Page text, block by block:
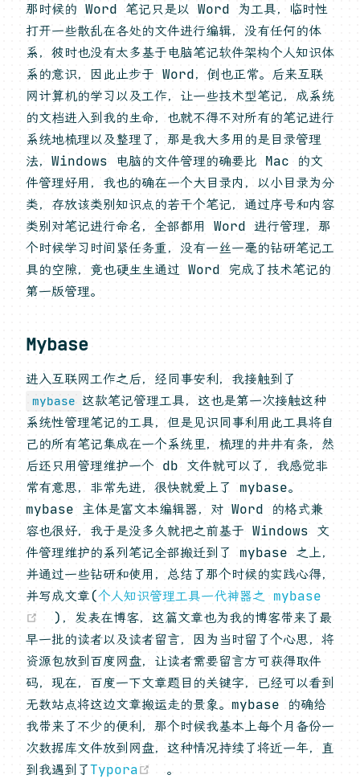
那时候的 Word 笔记只是以 Word 为工具，临时性
打开一些散乱在各处的文件进行编辑，没有任何的体
系，彼时也没有太多基于电脑笔记软件架构个人知识体
系的意识，因此止步于 Word，倒也正常。后来互联
网计算机的学习以及工作，让一些技术型笔记，成系统
的文档进入到我的生命，也就不得不对所有的笔记进行
系统地梳理以及整理了，那是我大多用的是目录管理
法，Windows 电脑的文件管理的确要比 Mac 的文
件管理好用，我也的确在一个大目录内，以小目录为分
类，存放该类别知识点的若干个笔记，通过序号和内容
类别对笔记进行命名，全部都用 Word 进行管理，那
个时候学习时间紧任务重，没有一丝一毫的钻研笔记工
具的空隙，竟也硬生生通过 Word 完成了技术笔记的
第一版管理。
Mybase
进入互联网工作之后，经同事安利，我接触到了
mybase 这款笔记管理工具，这也是第一次接触这种
系统性管理笔记的工具，但是见识同事利用此工具将自
己的所有笔记集成在一个系统里，梳理的井井有条，然
后还只用管理维护一个 db 文件就可以了，我感觉非
常有意思，非常先进，很快就爱上了 mybase。
mybase 主体是富文本编辑器，对 Word 的格式兼
容也很好，我于是没多久就把之前基于 Windows 文
件管理维护的系列笔记全部搬迁到了 mybase 之上，
并通过一些钻研和使用，总结了那个时候的实践心得，
并写成文章(个人知识管理工具一代神器之 mybase
(opens new window)
)，发表在博客，这篇文章也为我的博客带来了最
早一批的读者以及读者留言，因为当时留了个心思，将
资源包放到百度网盘，让读者需要留言方可获得取件
码，现在，百度一下文章题目的关键字，已经可以看到
无数站点将这边文章搬运走的景象。mybase 的确给
我带来了不少的便利，那个时候我基本上每个月备份一
次数据库文件放到网盘，这种情况持续了将近一年，直
到我遇到了Typora (opens new window)
。